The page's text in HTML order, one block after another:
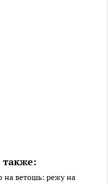
также:
на ветошь: режу на